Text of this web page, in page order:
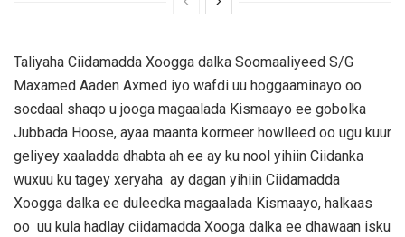
Taliyaha Ciidamadda Xoogga dalka Soomaaliyeed S/G
Maxamed Aaden Axmed iyo wafdi uu hoggaaminayo oo
socdaal shaqo u jooga magaalada Kismaayo ee gobolka
Jubbada Hoose, ayaa maanta kormeer howlleed oo ugu kuur
geliyey xaaladda dhabta ah ee ay ku nool yihiin Ciidanka
wuxuu ku tagey xeryaha ay dagan yihiin Ciidamadda
Xoogga dalka ee duleedka magaalada Kismaayo, halkaas
oo uu kula hadlay ciidamadda Xooga dalka ee dhawaan isku